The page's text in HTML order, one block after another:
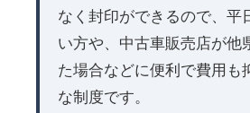
なく封印ができるので、平
い方や、中古車販売店が他
た場合などに便利で費用も
な制度です。